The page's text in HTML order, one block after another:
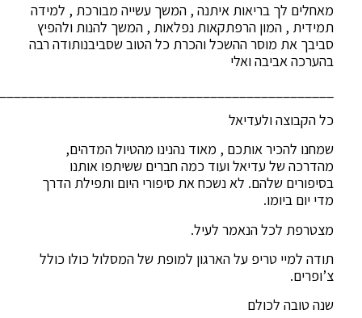
מאחלים לך בריאות איתנה , המשך עשייה מבורכת , למידה
תמידית , המון הרפתקאות נפלאות , המשך להנות ולהפיץ
סביבך את מוסר ההשכל והכרת כל הטוב שסביבנותודה רבה
בהערכה אביבה ואלי
כל הקבוצה ולעדיאל
שמחנו להכיר אותכם , מאוד נהנינו מהטיול המדהים,
מהדרכה של עדיאל ועוד כמה חברים ששיתפו אותנו
בסיפורים שלהם. לא נשכח את סיפורי היום ותפילת הדרך
מדי יום ביומו.
מצטרפת לכל הנאמר לעיל.
תודה למיי טריפ על הארגון למופת של המסלול כולו כולל
צ’ופרים.
שנה טובה לכולם